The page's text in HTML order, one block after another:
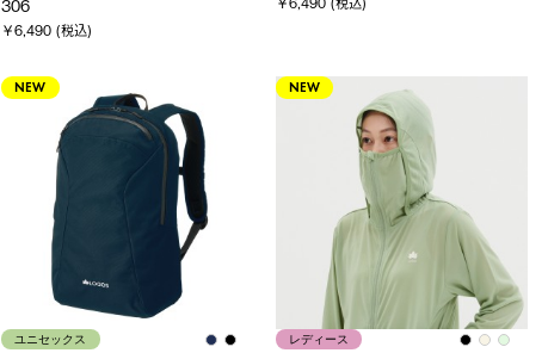
306
￥6,490 (税込)
NEW
ユニセックス
NEW
レディース